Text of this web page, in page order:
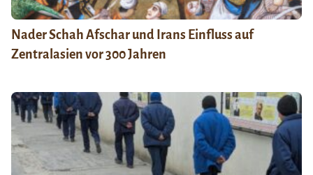
Nader Schah Afschar und Irans Einfluss auf
Zentralasien vor 300 Jahren